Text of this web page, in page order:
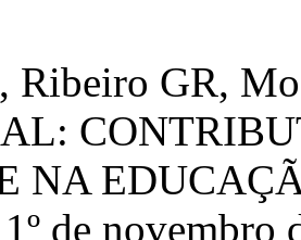
Ribeiro GR,
NA
de novembro